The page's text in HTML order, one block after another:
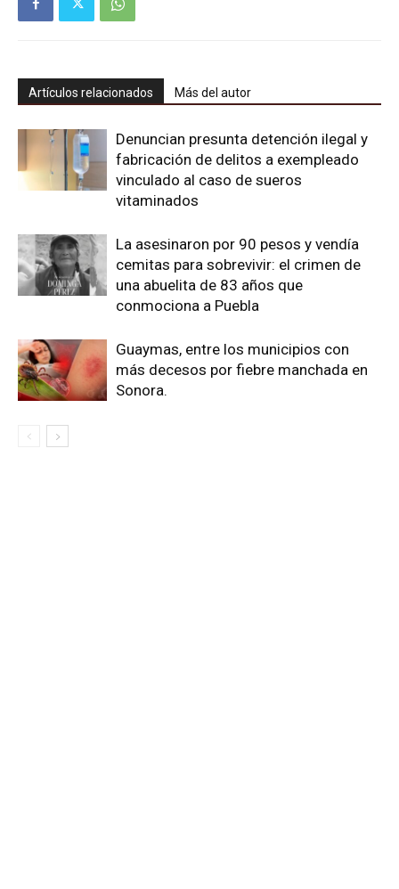
Artículos relacionados Más del autor
Denuncian presunta detención ilegal y
fabricación de delitos a exempleado
vinculado al caso de sueros
vitaminados
La asesinaron por 90 pesos y vendía
cemitas para sobrevivir: el crimen de
una abuelita de 83 años que
conmociona a Puebla
Guaymas, entre los municipios con
más decesos por fiebre manchada en
Sonora.